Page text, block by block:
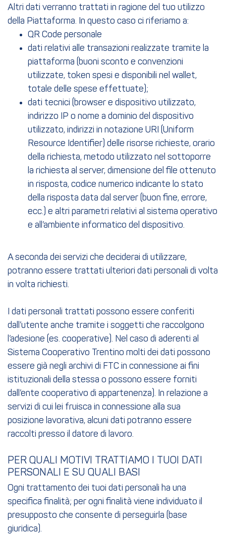
Altri dati verranno trattati in ragione del tuo utilizzo
della Piattaforma. In questo caso ci riferiamo a:
QR Code personale
dati relativi alle transazioni realizzate tramite la
piattaforma (buoni sconto e convenzioni
utilizzate, token spesi e disponibili nel wallet,
totale delle spese effettuate);
dati tecnici (browser e dispositivo utilizzato,
indirizzo IP o nome a dominio del dispositivo
utilizzato, indirizzi in notazione URI (Uniform
Resource Identifier) delle risorse richieste, orario
della richiesta, metodo utilizzato nel sottoporre
la richiesta al server, dimensione del file ottenuto
in risposta, codice numerico indicante lo stato
della risposta data dal server (buon fine, errore,
ecc.) e altri parametri relativi al sistema operativo
e all’ambiente informatico del dispositivo.
A seconda dei servizi che deciderai di utilizzare,
potranno essere trattati ulteriori dati personali di volta
in volta richiesti.
I dati personali trattati possono essere conferiti
dall’utente anche tramite i soggetti che raccolgono
l’adesione (es. cooperative). Nel caso di aderenti al
Sistema Cooperativo Trentino molti dei dati possono
essere già negli archivi di FTC in connessione ai fini
istituzionali della stessa o possono essere forniti
dall’ente cooperativo di appartenenza). In relazione a
servizi di cui lei fruisca in connessione alla sua
posizione lavorativa, alcuni dati potranno essere
raccolti presso il datore di lavoro.
PER QUALI MOTIVI TRATTIAMO I TUOI DATI
PERSONALI E SU QUALI BASI
Ogni trattamento dei tuoi dati personali ha una
specifica finalità; per ogni finalità viene individuato il
presupposto che consente di perseguirla (base
giuridica).